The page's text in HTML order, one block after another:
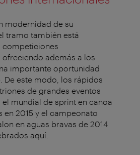
modernidad de su
tramo también está
competiciones
ofreciendo además a los
importante oportunidad
De este modo, los rápidos
de grandes eventos
mundial de sprint en canoa
en 2015 y el campeonato
en aguas bravas de 2014
aquí.